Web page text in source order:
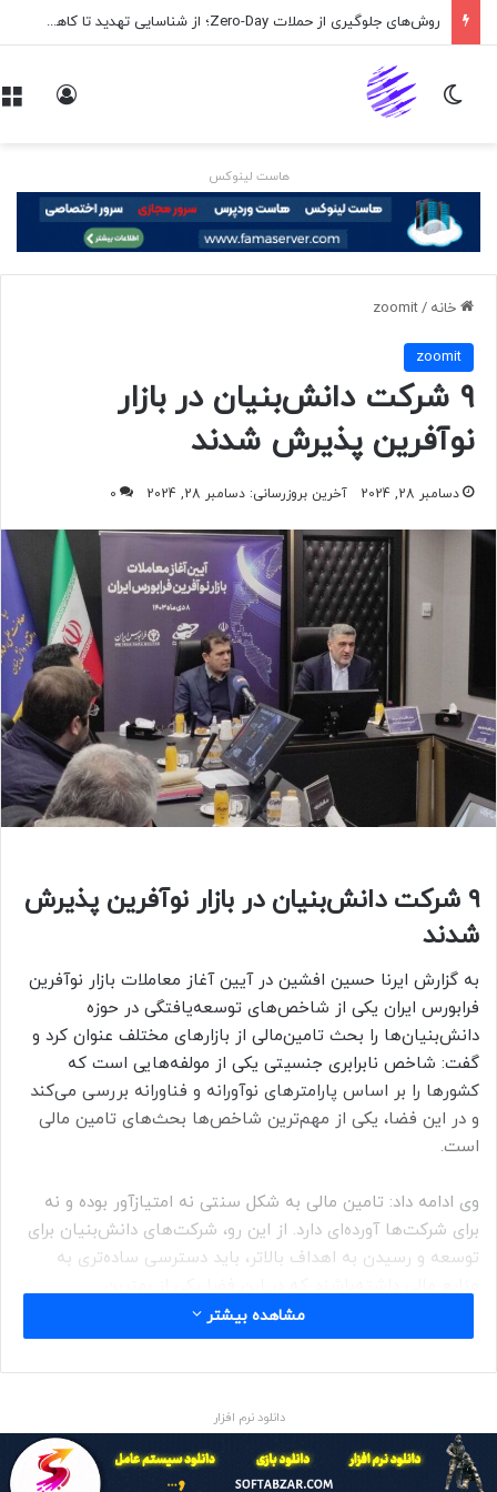
روش‌های جلوگیری از حملات Zero-Day؛ از شناسایی تهدید تا کاهش ریسک
تغییر پوسته
هاست لینوکس
خانه /
zoomit
zoomit
۹ شرکت دانش‌بنیان در بازار
نوآفرین پذیرش شدند
دسامبر 28, 2024 آخرین بروزرسانی: دسامبر 28, 2024 0
۹ شرکت دانش‌بنیان در بازار نوآفرین پذیرش
شدند
به گزارش ایرنا حسین افشین در آیین آغاز معاملات بازار نوآفرین
فرابورس ایران یکی از شاخص‌های توسعه‌یافتگی در حوزه
دانش‌بنیان‌ها را بحث تامین‌مالی از بازارهای مختلف عنوان کرد و
گفت: شاخص نابرابری جنسیتی یکی از مولفه‌هایی است که
کشورها را بر اساس پارامترهای نوآورانه و فناورانه بررسی می‌کند
و در این فضا، یکی از مهم‌ترین شاخص‌ها بحث‌های تامین‌ مالی
است.
وی ادامه داد: تامین مالی به شکل سنتی نه امتیازآور بوده و نه
برای شرکت‌ها آورده‌ای دارد. از این رو، شرکت‌های دانش‌بنیان برای
توسعه و رسیدن به اهداف بالاتر، باید دسترسی ساده‌تری به
دسترسی‌ها، بازار سرمایه است.
به گفته معاون علمی رئیس‌جمهور، در گذشته اتصال شرکت‌ها به
شرکت‌ها نوآور بودند و به همین دلیل ریسک بالایی داشتند اما با
ابتکاری که به وجود آمد، بازار نوآفرین با دو تابلوی رشد و تابلوی
دانش‌بنیان ایجاد شد و به نظر می‌رسد از رهگذر این اقدام، تحول
مشاهده بیشتر
دانلود نرم افزار